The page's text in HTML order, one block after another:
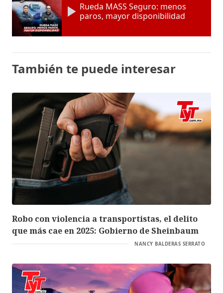
Rueda MASS Seguro: menos
paros, mayor disponibilidad
También te puede interesar
Robo con violencia a transportistas, el delito
que más cae en 2025: Gobierno de Sheinbaum
NANCY BALDERAS SERRATO